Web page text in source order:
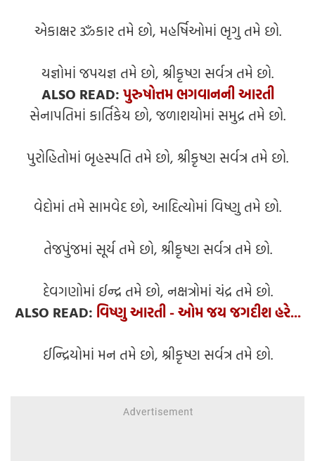
એકાક્ષર ૐકાર તમે છો, મહર્ષિઓમાં ભૃગુ તમે છો.
યજ્ઞોમાં જપયજ્ઞ તમે છો, શ્રીકૃષ્ણ સર્વત્ર તમે છો.
ALSO READ: પુરુષોત્તમ ભગવાનની આરતી
સેનાપતિમાં કાર્તિકેય છો, જળાશયોમાં સમુદ્ર તમે છો.
પુરોહિતોમાં બૃહસ્પતિ તમે છો, શ્રીકૃષ્ણ સર્વત્ર તમે છો.
વેદોમાં તમે સામવેદ છો, આદિત્યોમાં વિષ્ણુ તમે છો.
તેજપુંજમાં સૂર્ય તમે છો, શ્રીકૃષ્ણ સર્વત્ર તમે છો.
દેવગણોમાં ઈન્દ્ર તમે છો, નક્ષત્રોમાં ચંદ્ર તમે છો.
ALSO READ: વિષ્ણુ આરતી - ઓમ જય જગદીશ હરે...
ઈન્દ્રિયોમાં મન તમે છો, શ્રીકૃષ્ણ સર્વત્ર તમે છો.